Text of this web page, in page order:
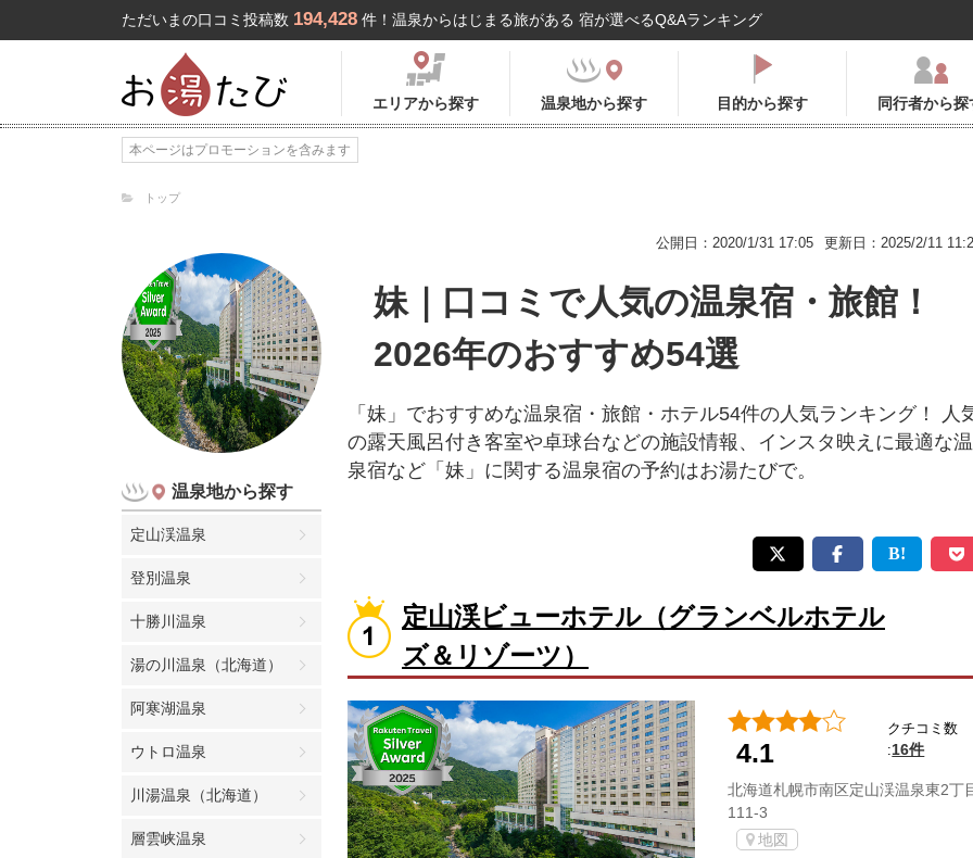
ただいまの口コミ投稿数 194,428 件！温泉からはじまる旅がある 宿が選べるQ&Aランキング
エリアから探す 温泉地から探す 目的から探す 同行者から探
本ページはプロモーションを含みます
トップ
公開日：2020/1/31 17:05 更新日：2025/2/11
温泉地から探す
定山渓温泉
登別温泉
十勝川温泉
湯の川温泉（北海道）
阿寒湖温泉
ウトロ温泉
川湯温泉（北海道）
層雲峡温泉
妹｜口コミで人気の温泉宿・旅館！
2026年のおすすめ54選
「妹」でおすすめな温泉宿・旅館・ホテル54件の人気ランキング！ 人
の露天風呂付き客室や卓球台などの施設情報、インスタ映えに最適な温
泉宿など「妹」に関する温泉宿の予約はお湯たびで。
定山渓ビューホテル（グランベルホテル
ズ＆リゾーツ）
4.1
クチコミ数
:16件
北海道札幌市南区定山渓温泉東2丁
111-3
地図